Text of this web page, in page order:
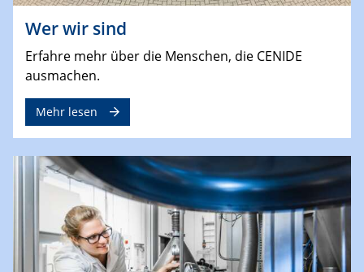
Wer wir sind
Erfahre mehr über die Menschen, die CENIDE
ausmachen.
Mehr lesen